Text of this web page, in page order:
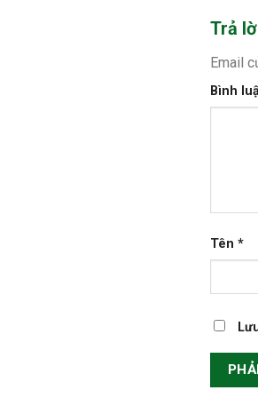
Trả
Email
Bình
Tên *